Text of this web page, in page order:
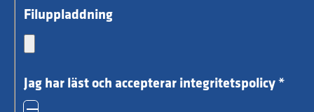
Filuppladdning
Jag har läst och accepterar integritetspolicy *